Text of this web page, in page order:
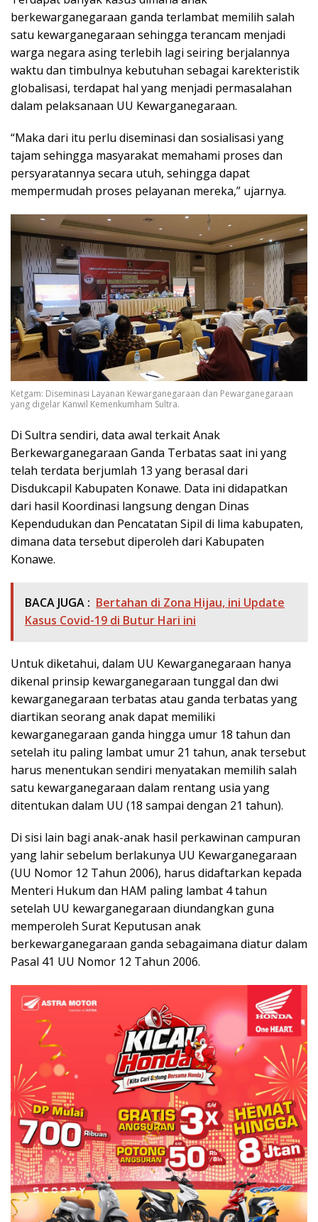
berkewarganegaraan ganda terlambat memilih salah
satu kewarganegaraan sehingga terancam menjadi
warga negara asing terlebih lagi seiring berjalannya
waktu dan timbulnya kebutuhan sebagai karekteristik
globalisasi, terdapat hal yang menjadi permasalahan
dalam pelaksanaan UU Kewarganegaraan.
“Maka dari itu perlu diseminasi dan sosialisasi yang
tajam sehingga masyarakat memahami proses dan
persyaratannya secara utuh, sehingga dapat
mempermudah proses pelayanan mereka,” ujarnya.
Ketgam: Diseminasi Layanan Kewarganegaraan dan Pewarganegaraan
yang digelar Kanwil Kemenkumham Sultra.
Di Sultra sendiri, data awal terkait Anak
Berkewarganegaraan Ganda Terbatas saat ini yang
telah terdata berjumlah 13 yang berasal dari
Disdukcapil Kabupaten Konawe. Data ini didapatkan
dari hasil Koordinasi langsung dengan Dinas
Kependudukan dan Pencatatan Sipil di lima kabupaten,
dimana data tersebut diperoleh dari Kabupaten
Konawe.
BACA JUGA : Bertahan di Zona Hijau, ini Update
Kasus Covid-19 di Butur Hari ini
Untuk diketahui, dalam UU Kewarganegaraan hanya
dikenal prinsip kewarganegaraan tunggal dan dwi
kewarganegaraan terbatas atau ganda terbatas yang
diartikan seorang anak dapat memiliki
kewarganegaraan ganda hingga umur 18 tahun dan
setelah itu paling lambat umur 21 tahun, anak tersebut
harus menentukan sendiri menyatakan memilih salah
satu kewarganegaraan dalam rentang usia yang
ditentukan dalam UU (18 sampai dengan 21 tahun).
Di sisi lain bagi anak-anak hasil perkawinan campuran
yang lahir sebelum berlakunya UU Kewarganegaraan
(UU Nomor 12 Tahun 2006), harus didaftarkan kepada
Menteri Hukum dan HAM paling lambat 4 tahun
setelah UU kewarganegaraan diundangkan guna
memperoleh Surat Keputusan anak
berkewarganegaraan ganda sebagaimana diatur dalam
Pasal 41 UU Nomor 12 Tahun 2006.